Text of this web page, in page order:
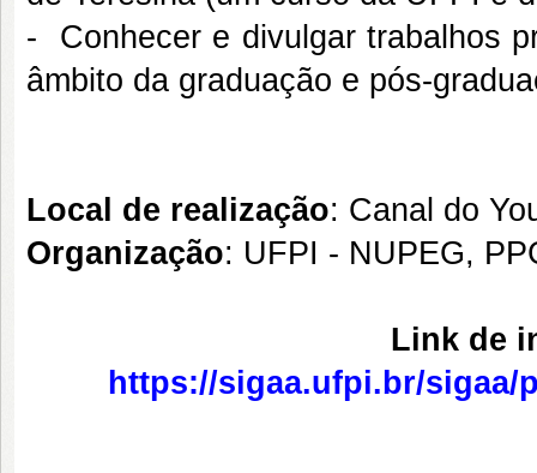
- Conhecer e divulgar trabalhos
âmbito da graduação e pós-
Local de realização: Canal do
Organização: UFPI - NUPEG,
Link de
https://sigaa.ufpi.br/sigaa/